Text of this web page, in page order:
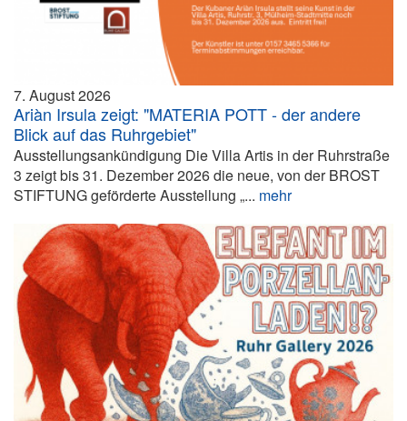
7. August 2026
Ariàn Irsula zeigt: "MATERIA POTT - der andere
Blick auf das Ruhrgebiet"
Ausstellungsankündigung Die Villa Artis in der Ruhrstraße
3 zeigt bis 31. Dezember 2026 die neue, von der BROST
STIFTUNG geförderte Ausstellung „... mehr